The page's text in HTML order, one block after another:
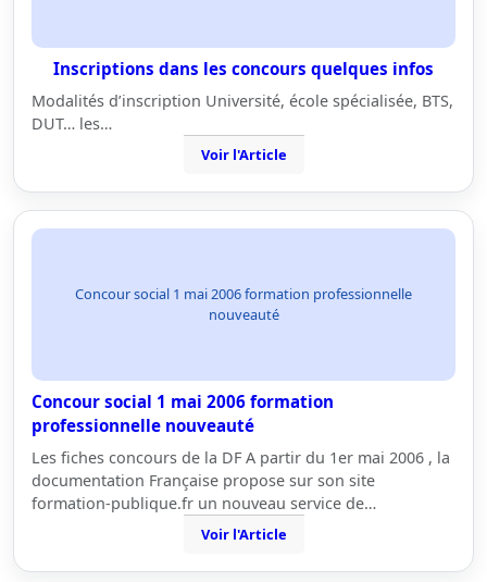
Inscriptions dans les concours quelques infos
Modalités d’inscription Université, école spécialisée, BTS,
DUT… les…
Voir l'Article
Concour social 1 mai 2006 formation professionnelle
nouveauté
Concour social 1 mai 2006 formation
professionnelle nouveauté
Les fiches concours de la DF A partir du 1er mai 2006 , la
documentation Française propose sur son site
formation-publique.fr un nouveau service de…
Voir l'Article